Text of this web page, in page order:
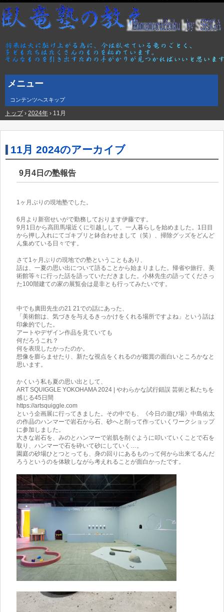
メニュー
コンテンツへスキップ
トップ › 2024年 › 11月
11月 2024のアーカイブ
9月4日の塾報告
1ヶ月ぶりの現地塾でした。
6月より新宿せいがで勤務しております伊藤です。
9月1日から高田馬場近くに引越しして、一人暮らしを始めました。1日目
から押し入れにてゴキブリと鉢合わせまして（笑）、掃除グッズをどんど
ん集めている日々です。
さて1ヶ月ぶりの現地での塾ということもあり、
話は、一夏の思い出について語ることから始まりました。帰省や旅行、美
術館等々に行った話を語っていただきました。小林先生の語ってくださっ
た100階建ての家の展覧会は是非とも行ってみたいです。
中でも廣田先生の21 21での話にあった、
「美術館は、気づきを与えるきっかけをくれる場所ですよね」という話は
印象的でした。
アートやデザイン作品を見ていても
何だろうこれ？
何を表現したかったのか。
想像を膨らませたり、新たな視点をくれるのが鑑賞の面白いところかなと
思います。
かくいう私も夏の思い出として、
ART SQUIGGLE YOKOHAMA 2024 | やわらかな試行錯誤 芸術と私たちを
感じる45日間
https://artsquiggle.com
という企画展に行ってきました。その中でも、《今日の遊び場》中島佑太
の作品のハンマーで岩石から石、砂へと削って作っていくワークショップ
に参加しました。
大きな岩石を、みのとハンマーで岩肌を削ぐように叩いていくことで石を
取り、ハンマーで石を砕いて砂にしていく…。
園庭の砂場ひとつとっても、身の回りにあるものって何から出来てるんだ
ろうというのを体験しながら考えれることが面白かったです。